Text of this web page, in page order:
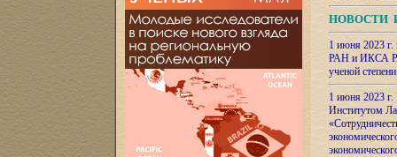
НОВОСТИ
1 июня 2023
РАН и ИКСА
ученой
1 июня 2023
Институтом